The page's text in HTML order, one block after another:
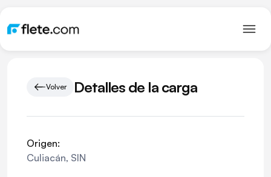
Volver Detalles de la carga
Origen:
Culiacán, SIN